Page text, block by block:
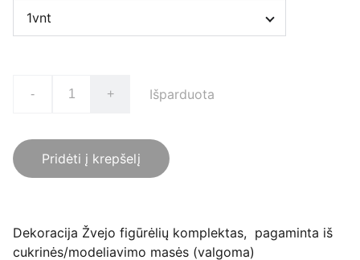
- + Išparduota
Pridėti į krepšelį
Dekoracija Žvejo figūrėlių komplektas, pagaminta iš
cukrinės/modeliavimo masės (valgoma)